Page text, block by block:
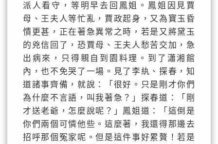
派人看守，等明早去回鳳姐。鳳姐因見賈
母、王夫人等忙亂，賈政起身，又為寶玉昏
憒更甚，正在著急異常之時，若是又將黛玉
的兇信回了，恐賈母、王夫人愁苦交加，急
出病來，只得親自到園料理。到了瀟湘館
內，也不免哭了一場。見了李紈、探春，知
道諸事齊備，就說：「很好。只是剛才你們
為什麼不言語，叫我著急？」探春道：「剛
才送老爺，怎麼說呢？」鳳姐道：「這倒是
你們兩個可憐他些。這麼著，我還得那邊去
招呼那個冤家呢。但是這件事好累贅！若是